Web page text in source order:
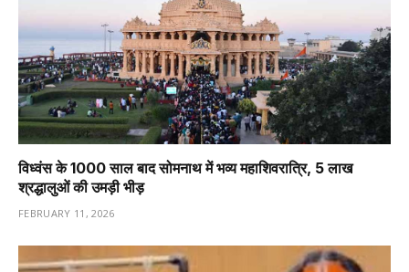
विध्वंस के 1000 साल बाद सोमनाथ में भव्य महाशिवरात्रि, 5 लाख
श्रद्धालुओं की उमड़ी भीड़
FEBRUARY 11, 2026